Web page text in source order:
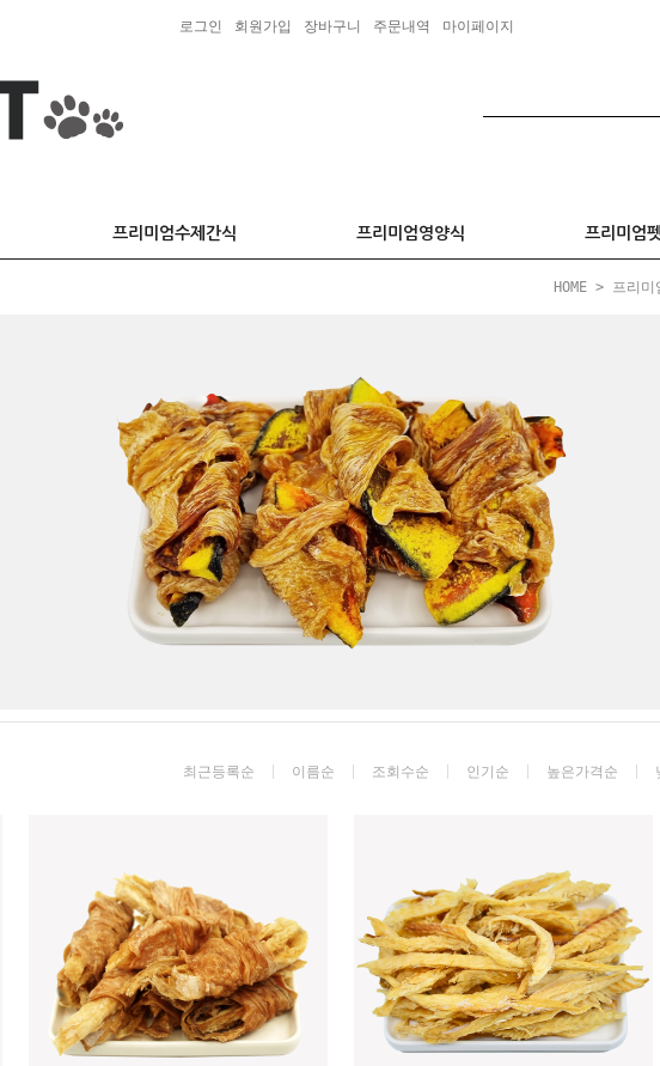
로그인 회원가입 장바구니 주문내역 마이페이지
프리미엄수제간식 프리미엄영양식 프리미엄
HOME > 프리미
최근등록순 이름순 조회수순 인기순 높은가격순